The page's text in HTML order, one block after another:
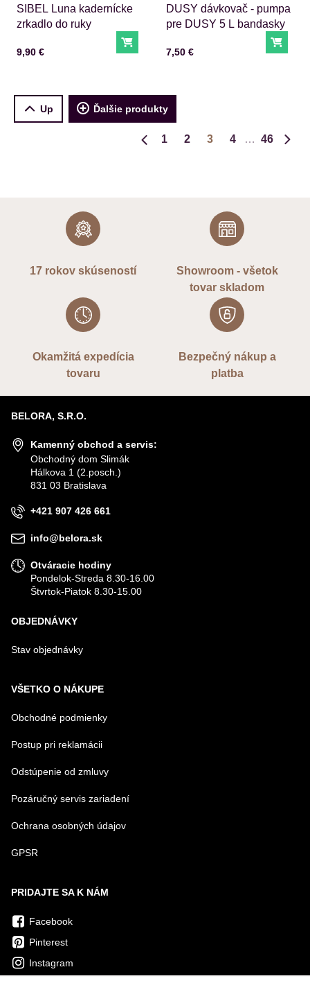
SIBEL Luna kadernícke
zrkadlo do ruky
Cena s DPH
9,90 € Do košíka
DUSY dávkovač - pumpa
pre DUSY 5 L bandasky
Cena s DPH
7,50 € Do
Up Ďalšie produkty
1 2 3 4
46
17 rokov skúseností
Showroom - všetok
tovar skladom
Okamžitá expedícia
tovaru
Bezpečný nákup a
platba
BELORA, S.R.O.
Kamenný obchod a servis:
Obchodný dom Slimák
Hálkova 1 (2.posch.)
831 03 Bratislava
+421 907 426 661
info@belora.sk
Otváracie hodiny
Pondelok-Streda 8.30-16.00
Štvrtok-Piatok 8.30-15.00
OBJEDNÁVKY
Stav objednávky
VŠETKO O NÁKUPE
Obchodné podmienky
Postup pri reklamácii
Odstúpenie od zmluvy
Pozáručný servis zariadení
Ochrana osobných údajov
GPSR
PRIDAJTE SA K NÁM
Facebook
Pinterest
Instagram